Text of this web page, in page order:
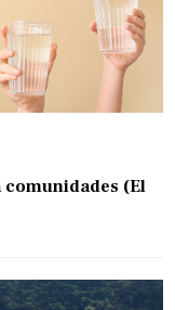
comunidades (El